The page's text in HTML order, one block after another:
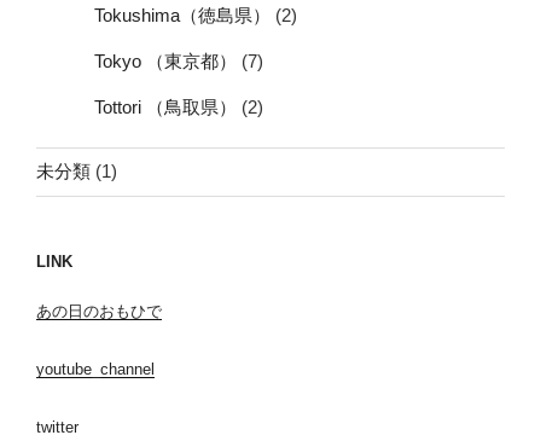
Tokushima（徳島県） (2)
Tokyo （東京都） (7)
Tottori （鳥取県） (2)
未分類 (1)
LINK
あの日のおもひで
youtube_channel
twitter